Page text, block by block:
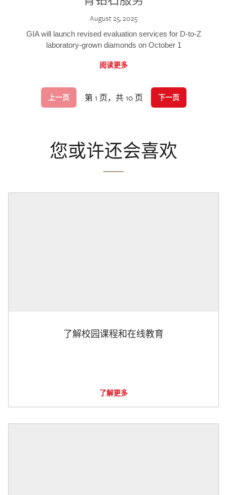
August 25, 2025
GIA will launch revised evaluation services for D-to-Z
laboratory-grown diamonds on October 1
阅读更多
上一页 第 1 页，共 10 页 下一页
您或许还会喜欢
了解校园课程和在线教育
了解更多